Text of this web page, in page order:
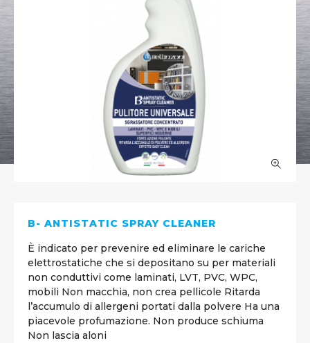
B- ANTISTATIC SPRAY CLEANER
È indicato per prevenire ed eliminare le cariche
elettrostatiche che si depositano su per materiali
non conduttivi come laminati, LVT, PVC, WPC,
mobili Non macchia, non crea pellicole Ritarda
l’accumulo di allergeni portati dalla polvere Ha una
piacevole profumazione. Non produce schiuma
Non lascia aloni